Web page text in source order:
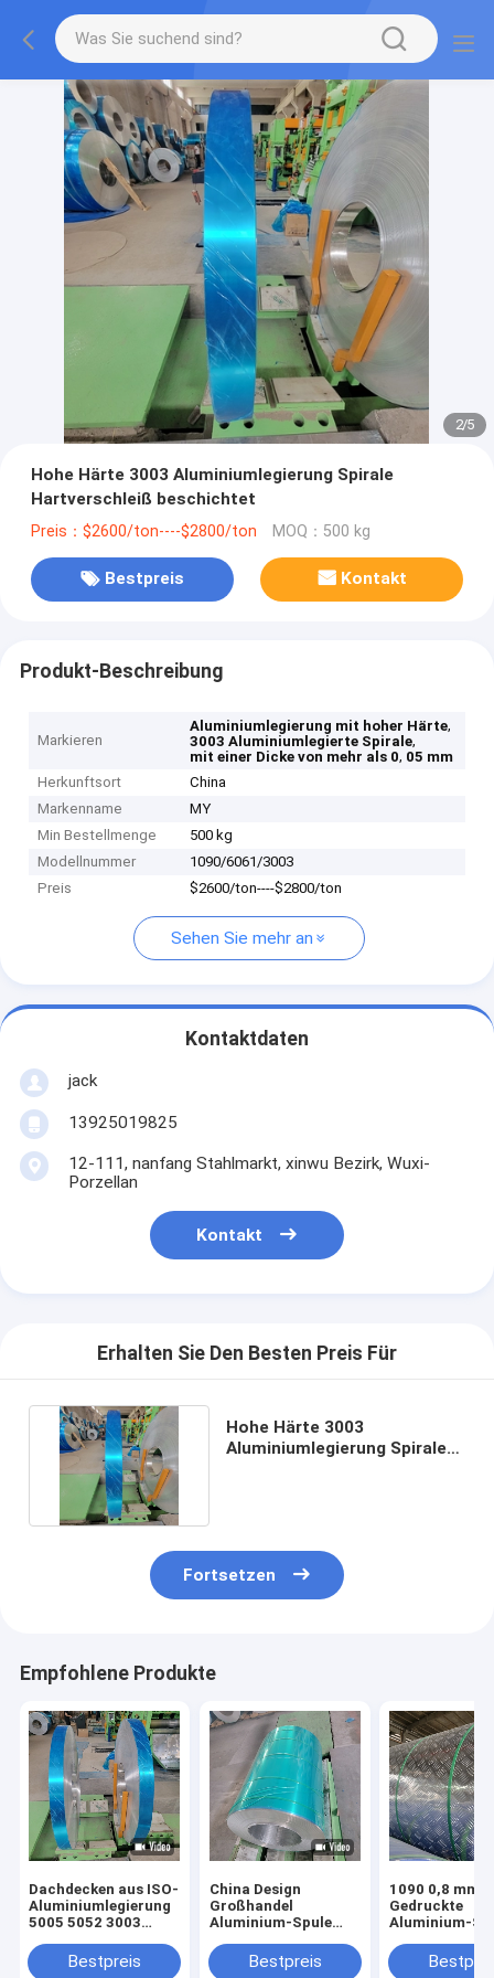
2/5
Hohe Härte 3003 Aluminiumlegierung Spirale
Hartverschleiß beschichtet
Preis：$2600/ton----$2800/ton MOQ：500 kg
Bestpreis Kontakt
Produkt-Beschreibung
Markieren
Aluminiumlegierung mit hoher Härte,
3003 Aluminiumlegierte Spirale,
mit einer Dicke von mehr als 0, 05 mm
Herkunftsort
China
Markenname
MY
Min Bestellmenge
500 kg
Modellnummer
1090/6061/3003
Preis
$2600/ton----$2800/ton
Sehen Sie mehr an
Kontaktdaten
jack
13925019825
12-111, nanfang Stahlmarkt, xinwu Bezirk, Wuxi-
Porzellan
Kontakt
Erhalten Sie Den Besten Preis Für
Hohe Härte 3003
Aluminiumlegierung Spirale
Fortsetzen
Empfohlene Produkte
Dachdecken aus ISO-
Aluminiumlegierung
5005 5052 3003
Bestpreis
China Design
Großhandel
Aluminium-Spule
Dicke Aluminium-
Spule für Kanal-Brief
Bestpreis
1090 0,8 mm
Gedruckte
Aluminium-